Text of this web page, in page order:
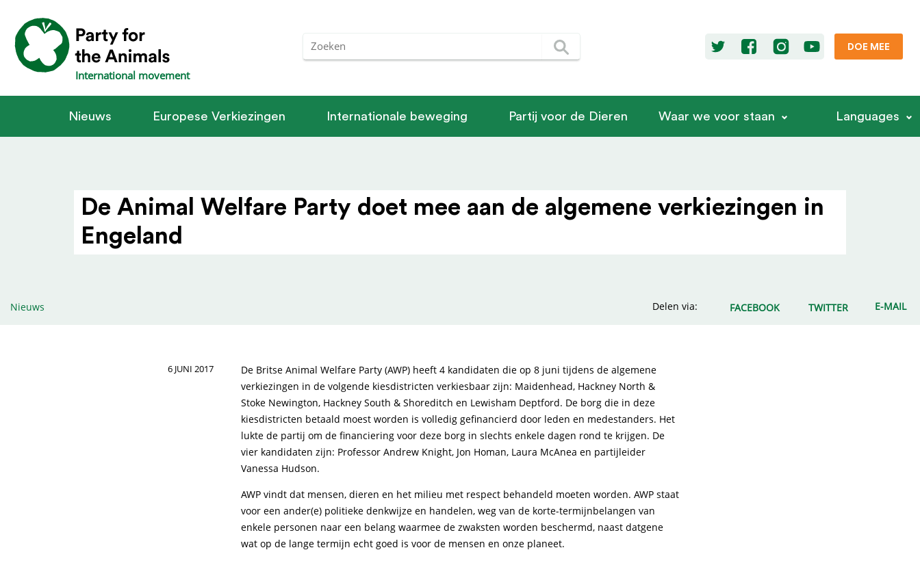
International movement
DOE MEE
Nieuws Europese Verkiezingen Internationale beweging Partij voor de Dieren Waar we voor staan Languages
De Animal Welfare Party doet mee aan de algemene verkie­zingen in
Engeland
Nieuws Delen via: FACEBOOK TWITTER E-MAIL
6 JUNI 2017
De Britse Animal Welfare Party (AWP) heeft 4 kandidaten die op 8 juni tijdens de algemene
verkiezingen in de volgende kiesdistricten verkiesbaar zijn: Maidenhead, Hackney North &
Stoke Newington, Hackney South & Shoreditch en Lewisham Deptford. De borg die in deze
kiesdistricten betaald moest worden is volledig gefinancierd door leden en medestanders. Het
lukte de partij om de financiering voor deze borg in slechts enkele dagen rond te krijgen. De
vier kandidaten zijn: Professor Andrew Knight, Jon Homan, Laura McAnea en partijleider
Vanessa Hudson.
AWP vindt dat mensen, dieren en het milieu met respect behandeld moeten worden. AWP staat
voor een ander(e) politieke denkwijze en handelen, weg van de korte-termijnbelangen van
enkele personen naar een belang waarmee de zwaksten worden beschermd, naast datgene
wat op de lange termijn echt goed is voor de mensen en onze planeet.